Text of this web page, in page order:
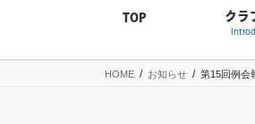
TOP クラ
HOME お知らせ 第15回例会